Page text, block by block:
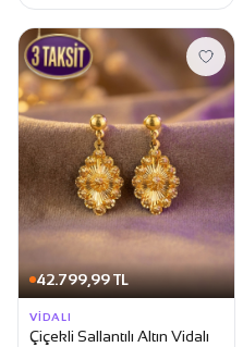
42.799,99 TL
VIDALI
Çiçekli Sallantılı Altın Vidalı